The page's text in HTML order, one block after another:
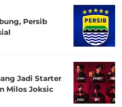
Persib
Jadi Starter
Milos Joksic